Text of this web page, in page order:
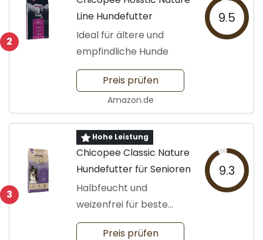
2
Line Hundefutter
Ideal für ältere und
empfindliche Hunde
9.5
Preis prüfen
Amazon.de
3
Hohe Leistung
Chicopee Classic Nature
Hundefutter für Senioren
Halbfeucht und
weizenfrei für beste
Verträglichkeit
9.3
Preis prüfen